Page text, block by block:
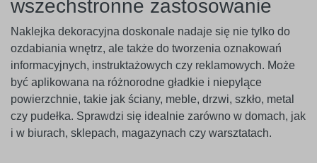
wszechstronne zastosowanie
Naklejka dekoracyjna doskonale nadaje się nie tylko do
ozdabiania wnętrz, ale także do tworzenia oznakowań
informacyjnych, instruktażowych czy reklamowych. Może
być aplikowana na różnorodne gładkie i niepylące
powierzchnie, takie jak ściany, meble, drzwi, szkło, metal
czy pudełka. Sprawdzi się idealnie zarówno w domach, jak
i w biurach, sklepach, magazynach czy warsztatach.